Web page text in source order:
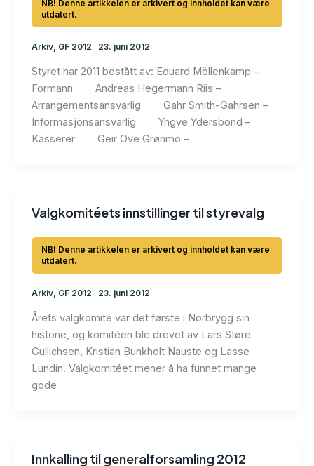
Arkiv, GF 2012 23. juni 2012
Styret har 2011 bestått av: Eduard Möllenkamp –
Formann Andreas Hegermann Riis –
Arrangementsansvarlig Gahr Smith-Gahrsen –
Informasjonsansvarlig Yngve Ydersbond –
Kasserer Geir Ove Grønmo –
Valgkomitéets innstillinger til styrevalg
Arkiv, GF 2012 23. juni 2012
Årets valgkomité var det første i Norbrygg sin
historie, og komitéen ble drevet av Lars Støre
Gullichsen, Kristian Bunkholt Nauste og Lasse
Lundin. Valgkomitéet mener å ha funnet mange
gode
Innkalling til generalforsamling 2012